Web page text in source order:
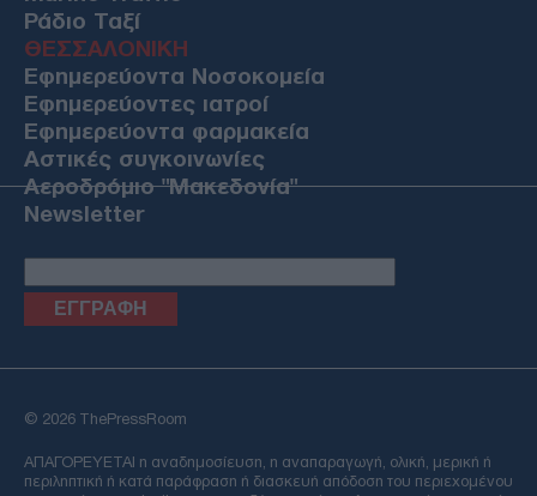
Ράδιο Ταξί
ΘΕΣΣΑΛΟΝΙΚΗ
Εφημερεύοντα Νοσοκομεία
Εφημερεύοντες ιατροί
Εφημερεύοντα φαρμακεία
Αστικές συγκοινωνίες
Αεροδρόμιο "Μακεδονία"
Newsletter
Email
© 2026 ThePressRoom
ΑΠΑΓΟΡΕΥΕΤΑΙ η αναδημοσίευση, η αναπαραγωγή, ολική, μερική ή
περιληπτική ή κατά παράφραση ή διασκευή απόδοση του περιεχομένου